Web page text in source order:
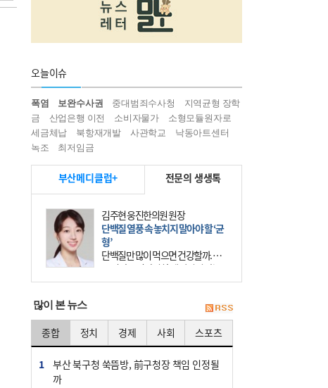
오늘이슈
폭염 보완수사권 중대범죄수사청
지역균형 장학
금
산업은행 이전 소비자물가
소형모듈원자로
세금체납
북항재개발 사관학교
낙동아트센터
녹조
최저임금
부산메디클럽+ 전문의 생생톡
김주현 웅진한의원 원장
단백질 열풍 속 놓치지 말아야 할 ‘균
형’
단백질만 많이 먹으면 건강할까. 요
즘 건강을 이야기할 때 빠지지 않는
키워드가 단백질이다. 헬스장을 다니
많이 본 뉴스
종합 정치 경제 사회 스포츠
1
부산 북구청 쑥뜸방, 前구청장 책임 인정될
까